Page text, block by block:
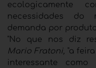
ecologicamente
necessidades do
demanda por
"No que nos diz
Mario Fratoni, "a
interessante